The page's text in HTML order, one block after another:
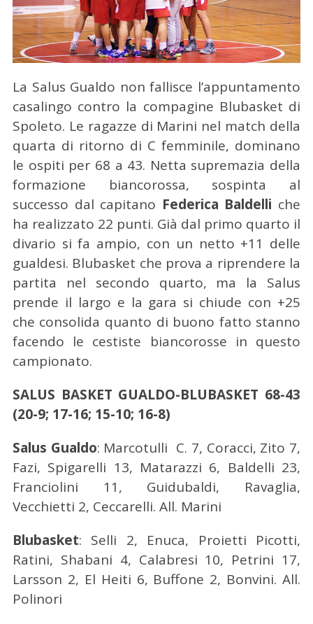
La Salus Gualdo non fallisce l’appuntamento
casalingo contro la compagine Blubasket di
Spoleto. Le ragazze di Marini nel match della
quarta di ritorno di C femminile, dominano
le ospiti per 68 a 43. Netta supremazia della
formazione biancorossa, sospinta al
successo dal capitano Federica Baldelli che
ha realizzato 22 punti. Già dal primo quarto il
divario si fa ampio, con un netto +11 delle
gualdesi. Blubasket che prova a riprendere la
partita nel secondo quarto, ma la Salus
prende il largo e la gara si chiude con +25
che consolida quanto di buono fatto stanno
facendo le cestiste biancorosse in questo
campionato.
SALUS BASKET GUALDO-BLUBASKET 68-43
(20-9; 17-16; 15-10; 16-8)
Salus Gualdo: Marcotulli C. 7, Coracci, Zito 7,
Fazi, Spigarelli 13, Matarazzi 6, Baldelli 23,
Franciolini 11, Guidubaldi, Ravaglia,
Vecchietti 2, Ceccarelli. All. Marini
Blubasket: Selli 2, Enuca, Proietti Picotti,
Ratini, Shabani 4, Calabresi 10, Petrini 17,
Larsson 2, El Heiti 6, Buffone 2, Bonvini. All.
Polinori